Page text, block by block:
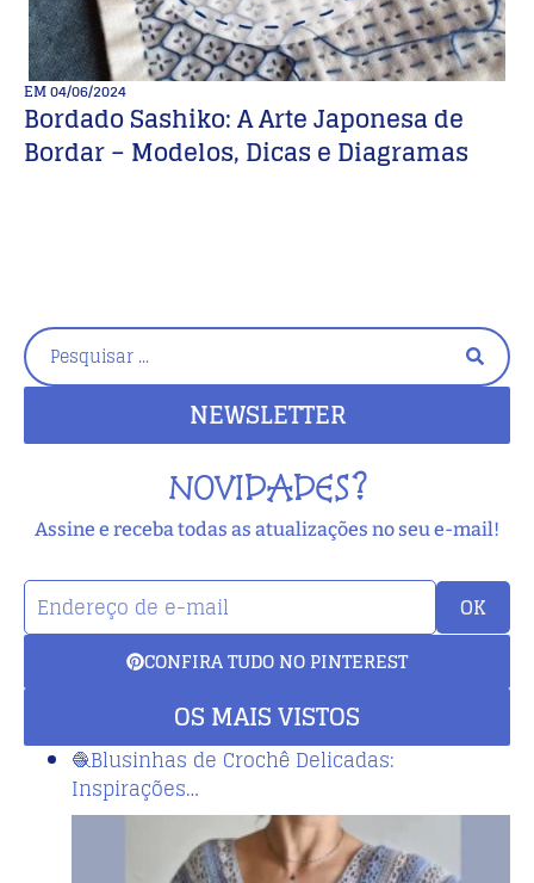
EM04/06/2024
Bordado Sashiko: A Arte Japonesa de
Bordar – Modelos, Dicas e Diagramas
NEWSLETTER
NOVIDADES?
Assine e receba todas as atualizações no seu e-mail!
OK
CONFIRA TUDO NO PINTEREST
OS MAIS VISTOS
🧶Blusinhas de Crochê Delicadas:
Inspirações…